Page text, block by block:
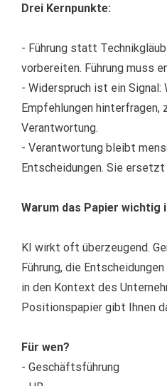
Drei Kernpunkte:
- Führung statt
vorbereiten. Führung muss
- Widerspruch ist ein Signal:
Empfehlungen hinterfragen,
Verantwortung.
- Verantwortung bleibt
Entscheidungen. Sie ersetzt
Warum das Papier wichtig
KI wirkt oft überzeugend.
Führung, die
in den Kontext des
Positionspapier gibt Ihnen
Für wen?
- Geschäftsführung